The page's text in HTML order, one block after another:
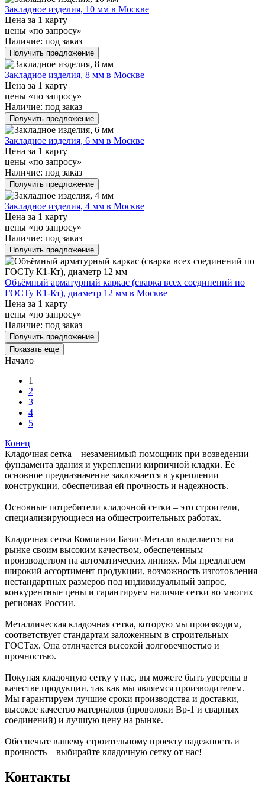
Закладное изделия, 10 мм в Москве
Цена за 1 карту
цены «по запросу»
Наличие: под заказ
Получить предложение
Закладное изделия, 8 мм в Москве
Цена за 1 карту
цены «по запросу»
Наличие: под заказ
Получить предложение
Закладное изделия, 6 мм в Москве
Цена за 1 карту
цены «по запросу»
Наличие: под заказ
Получить предложение
Закладное изделия, 4 мм в Москве
Цена за 1 карту
цены «по запросу»
Наличие: под заказ
Получить предложение
Объёмный арматурный каркас (сварка всех соединений по
ГОСТу К1-Кт), диаметр 12 мм в Москве
Цена за 1 карту
цены «по запросу»
Наличие: под заказ
Получить предложение
Показать еще
Начало
1
2
3
4
5
Конец
Кладочная сетка – незаменимый помощник при возведении
фундамента здания и укреплении кирпичной кладки. Её
основное предназначение заключается в укреплении
конструкции, обеспечивая ей прочность и надежность.
Основные потребители кладочной сетки – это строители,
специализирующиеся на общестроительных работах.
Кладочная сетка Компании Базис-Металл выделяется на
рынке своим высоким качеством, обеспеченным
производством на автоматических линиях. Мы предлагаем
широкий ассортимент продукции, возможность изготовления
нестандартных размеров под индивидуальный запрос,
конкурентные цены и гарантируем наличие сетки во многих
регионах России.
Металлическая кладочная сетка, которую мы производим,
соответствует стандартам заложенным в строительных
ГОСТах. Она отличается высокой долговечностью и
прочностью.
Покупая кладочную сетку у нас, вы можете быть уверены в
качестве продукции, так как мы являемся производителем.
Мы гарантируем лучшие сроки производства и доставки,
высокое качество материалов (проволоки Вр-1 и сварных
соединений) и лучшую цену на рынке.
Обеспечьте вашему строительному проекту надежность и
прочность – выбирайте кладочную сетку от нас!
Контакты